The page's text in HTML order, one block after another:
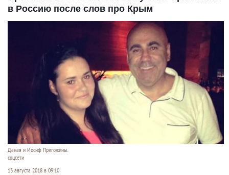
в Россию после слов про Крым
Даная и Иосиф Пригожины.
соцсети
13 августа 2018 в 09:10